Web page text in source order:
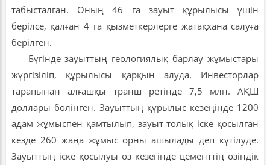
табысталған. Оның 46 га зауыт құрылысы үшін
берілсе, қалған 4 га қызметкерлерге жатақхана салуға
берілген.
Бүгінде зауыттың геологиялық барлау жұмыстары
жүргізіліп, құрылысы қарқын алуда. Инвесторлар
тарапынан алғашқы транш ретінде 7,5 млн. АҚШ
доллары бөлінген. Зауыттың құрылыс кезеңінде 1200
адам жұмыспен қамтылып, зауыт толық іске қосылған
кезде 260 жаңа жұмыс орны ашылады деп күтілуде.
Зауыттың іске қосылуы өз кезегінде цементтің өзіндік